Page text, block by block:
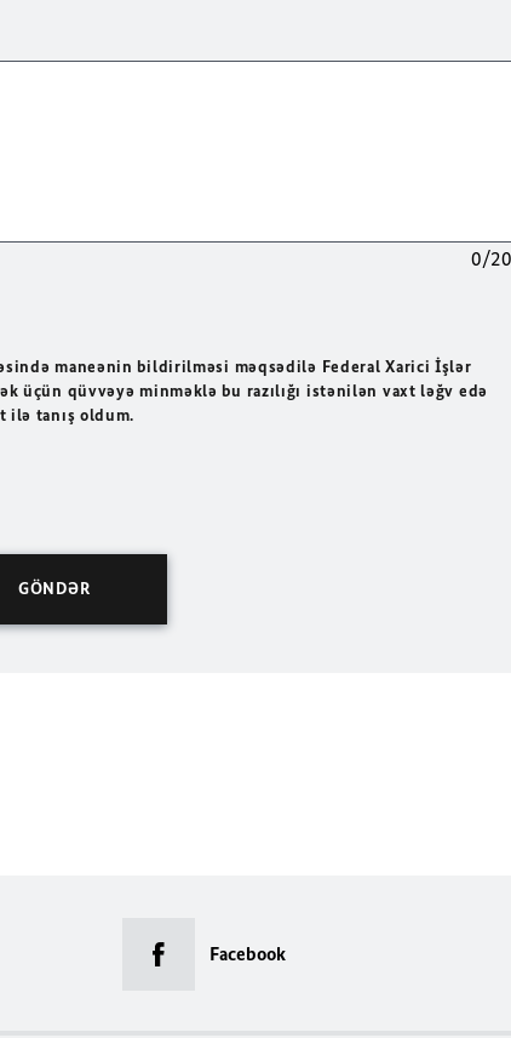
0/
maneənin bildirilməsi məqsədilə Federal Xarici İşlər
üçün qüvvəyə minməklə bu razılığı istənilən vaxt ləğv edə
ilə tanış oldum.
Facebook